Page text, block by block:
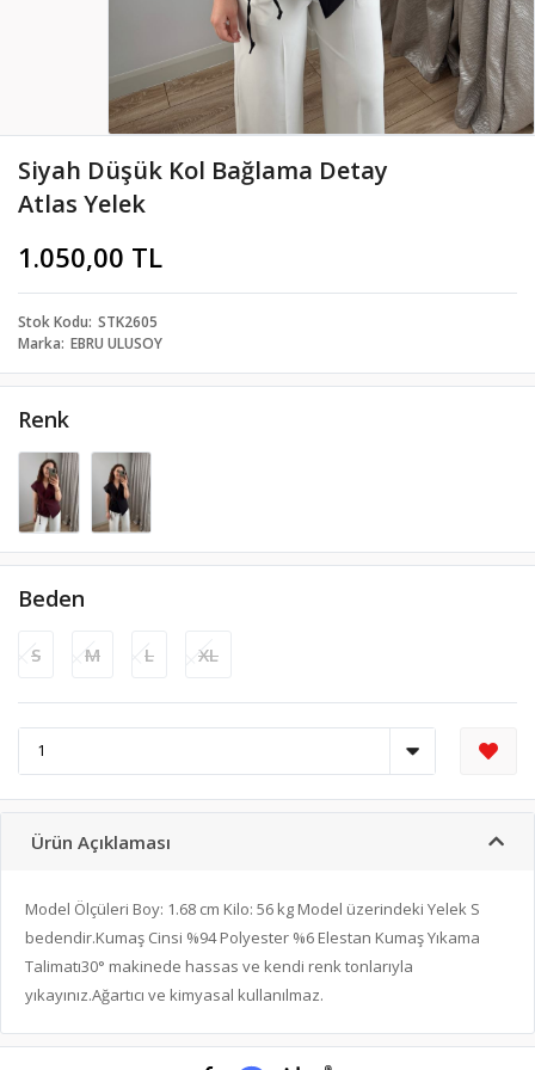
Siyah Düşük Kol Bağlama Detay
Atlas Yelek
1.050,00 TL
Stok Kodu STK2605
Marka EBRU ULUSOY
Renk
Beden
S M L XL
Ürün Açıklaması
Model Ölçüleri Boy: 1.68 cm Kilo: 56 kg Model üzerindeki Yelek S
bedendir.Kumaş Cinsi %94 Polyester %6 Elestan Kumaş Yıkama
Talimatı30° makinede hassas ve kendi renk tonlarıyla
yıkayınız.Ağartıcı ve kimyasal kullanılmaz.